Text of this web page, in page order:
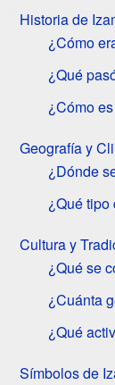
Historia de
¿Cómo
¿Qué
¿Cómo
Geografía y
¿Dónde
¿Qué tipo
Cultura y
¿Qué se
¿Cuánta
¿Qué
Símbolos de